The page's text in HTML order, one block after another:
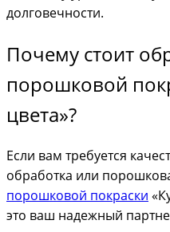
долговечности.
Почему стоит
порошковой
цвета»?
Если вам требуется
обработка или
порошковой покраски
это ваш надежный